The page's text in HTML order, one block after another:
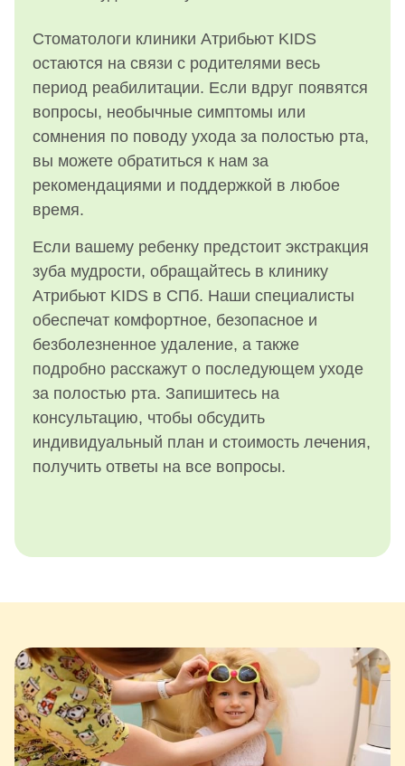
Стоматологи клиники Атрибьют KIDS
остаются на связи с родителями весь
период реабилитации. Если вдруг появятся
вопросы, необычные симптомы или
сомнения по поводу ухода за полостью рта,
вы можете обратиться к нам за
рекомендациями и поддержкой в любое
время.
Если вашему ребенку предстоит экстракция
зуба мудрости, обращайтесь в клинику
Атрибьют KIDS в СПб. Наши специалисты
обеспечат комфортное, безопасное и
безболезненное удаление, а также
подробно расскажут о последующем уходе
за полостью рта. Запишитесь на
консультацию, чтобы обсудить
индивидуальный план и стоимость лечения,
получить ответы на все вопросы.